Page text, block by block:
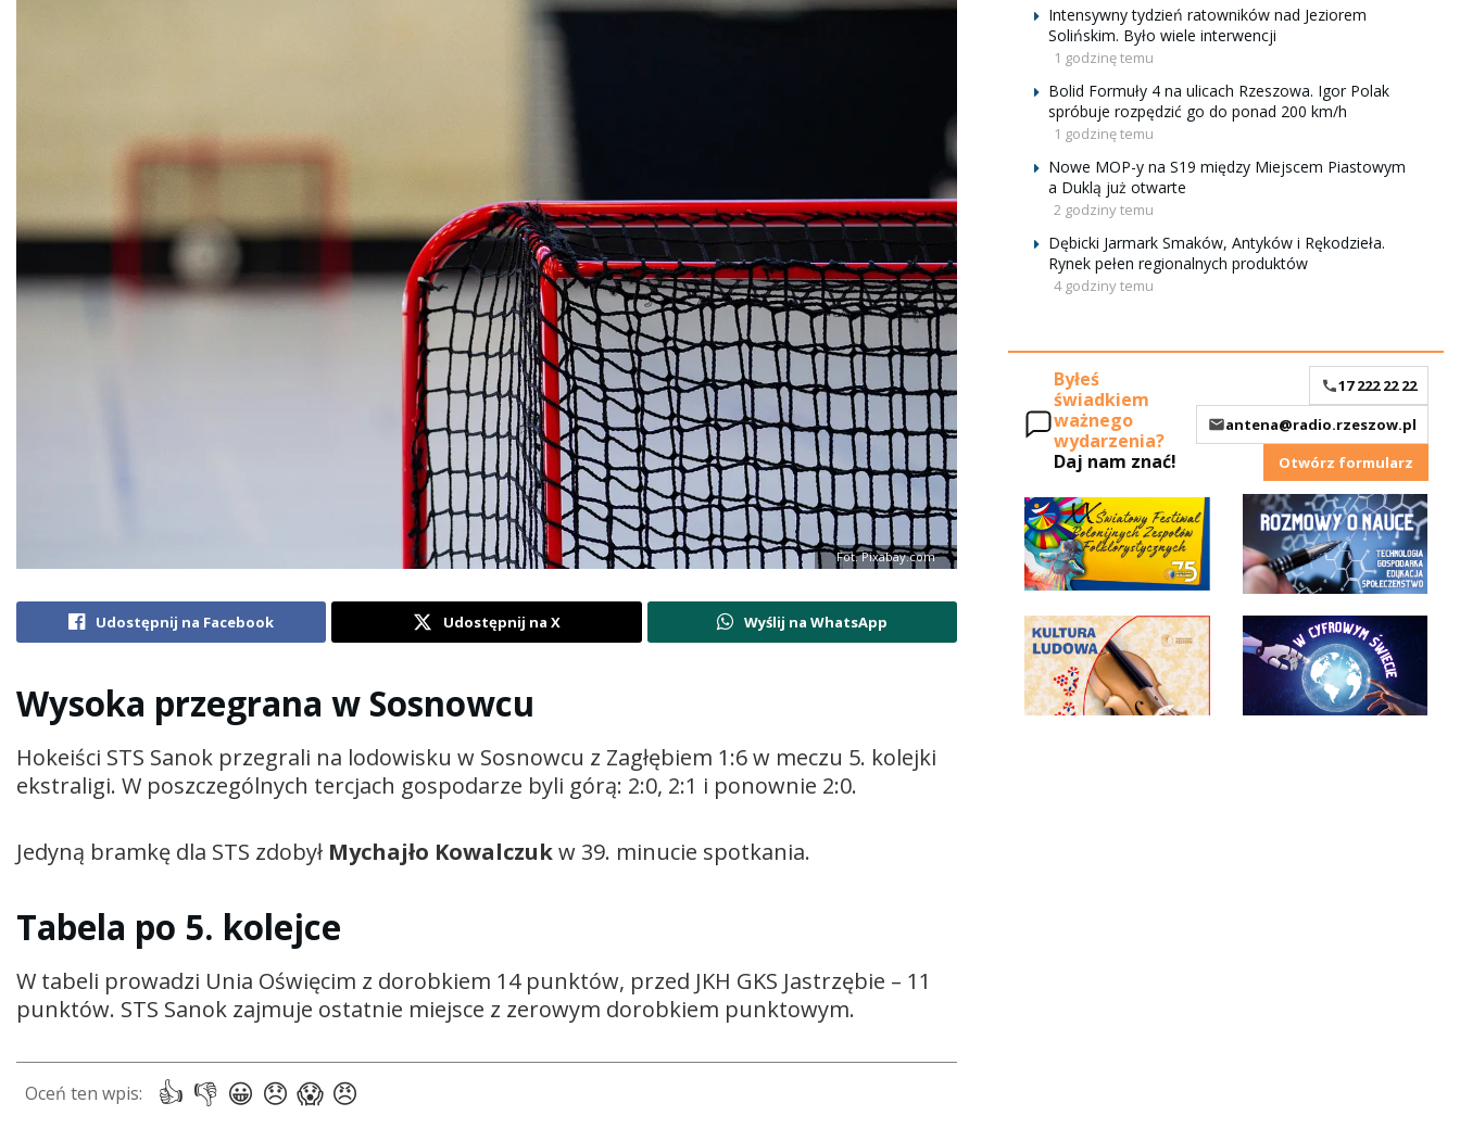
Fot. Pixabay.com
Udostępnij na Facebook Udostępnij na X Wyślij na WhatsApp
Wysoka przegrana w Sosnowcu
Hokeiści STS Sanok przegrali na lodowisku w Sosnowcu z Zagłębiem 1:6 w meczu 5. kolejki
ekstraligi. W poszczególnych tercjach gospodarze byli górą: 2:0, 2:1 i ponownie 2:0.
Jedyną bramkę dla STS zdobył Mychajło Kowalczukw 39. minucie spotkania.
Tabela po 5. kolejce
W tabeli prowadzi Unia Oświęcim z dorobkiem 14 punktów, przed JKH GKS Jastrzębie – 11
punktów. STS Sanok zajmuje ostatnie miejsce z zerowym dorobkiem punktowym.
Intensywny tydzień ratowników nad Jeziorem
Solińskim. Było wiele interwencji
1 godzinę temu
Bolid Formuły 4 na ulicach Rzeszowa. Igor Polak
spróbuje rozpędzić go do ponad 200 km/h
1 godzinę temu
Nowe MOP-y na S19 między Miejscem Piastowym
a Duklą już otwarte
2 godziny temu
Dębicki Jarmark Smaków, Antyków i Rękodzieła.
Rynek pełen regionalnych produktów
4 godziny temu
Byłeś
świadkiem
ważnego
wydarzenia?
Daj nam znać!
17 222 22 22
antena@radio.rzeszow.pl
Otwórz formularz